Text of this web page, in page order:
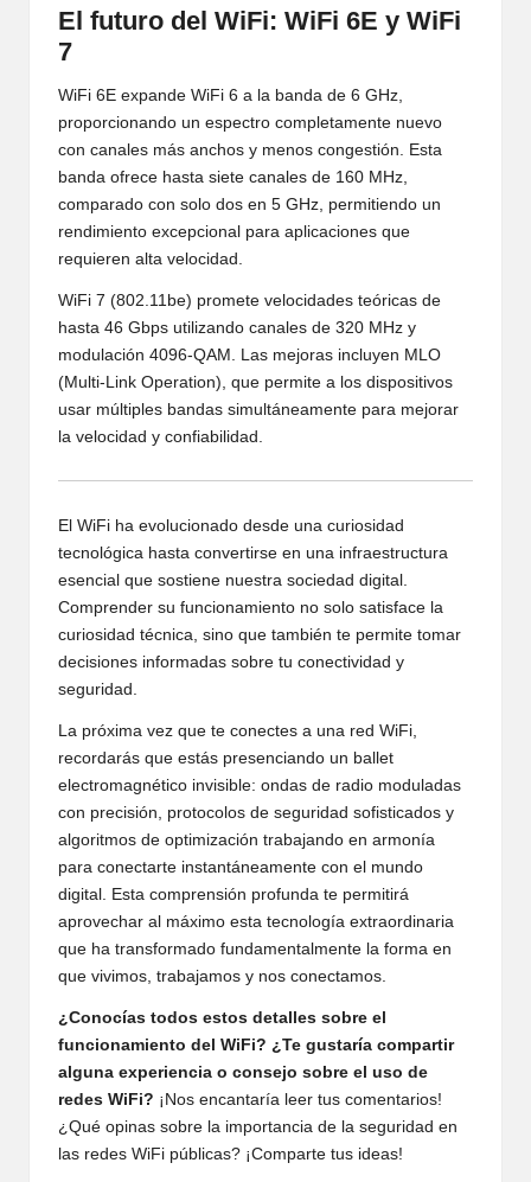
El futuro del WiFi: WiFi 6E y WiFi
7
WiFi 6E expande WiFi 6 a la banda de 6 GHz,
proporcionando un espectro completamente nuevo
con canales más anchos y menos congestión. Esta
banda ofrece hasta siete canales de 160 MHz,
comparado con solo dos en 5 GHz, permitiendo un
rendimiento excepcional para aplicaciones que
requieren alta velocidad.
WiFi 7 (802.11be) promete velocidades teóricas de
hasta 46 Gbps utilizando canales de 320 MHz y
modulación 4096-QAM. Las mejoras incluyen MLO
(Multi-Link Operation), que permite a los dispositivos
usar múltiples bandas simultáneamente para mejorar
la velocidad y confiabilidad.
El WiFi ha evolucionado desde una curiosidad
tecnológica hasta convertirse en una infraestructura
esencial que sostiene nuestra sociedad digital.
Comprender su funcionamiento no solo satisface la
curiosidad técnica, sino que también te permite tomar
decisiones informadas sobre tu conectividad y
seguridad.
La próxima vez que te conectes a una red WiFi,
recordarás que estás presenciando un ballet
electromagnético invisible: ondas de radio moduladas
con precisión, protocolos de seguridad sofisticados y
algoritmos de optimización trabajando en armonía
para conectarte instantáneamente con el mundo
digital. Esta comprensión profunda te permitirá
aprovechar al máximo esta tecnología extraordinaria
que ha transformado fundamentalmente la forma en
que vivimos, trabajamos y nos conectamos.
¿Conocías todos estos detalles sobre el
funcionamiento del WiFi? ¿Te gustaría compartir
alguna experiencia o consejo sobre el uso de
redes WiFi? ¡Nos encantaría leer tus comentarios!
¿Qué opinas sobre la importancia de la seguridad en
las redes WiFi públicas? ¡Comparte tus ideas!